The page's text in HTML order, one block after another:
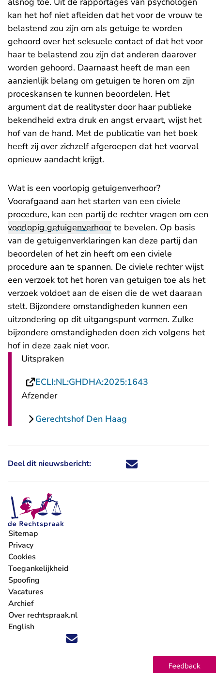
kan het hof niet afleiden dat het voor de vrouw te
belastend zou zijn om als getuige te worden
gehoord over het seksuele contact of dat het voor
haar te belastend zou zijn dat anderen daarover
worden gehoord. Daarnaast heeft de man een
aanzienlijk belang om getuigen te horen om zijn
proceskansen te kunnen beoordelen. Het
argument dat de realityster door haar publieke
bekendheid extra druk en angst ervaart, wijst het
hof van de hand. Met de publicatie van het boek
heeft zij over zichzelf afgeroepen dat het voorval
opnieuw aandacht krijgt.
Wat is een voorlopig getuigenverhoor?
Voorafgaand aan het starten van een civiele
procedure, kan een partij de rechter vragen om een
voorlopig getuigenverhoorte bevelen. Op basis
van de getuigenverklaringen kan deze partij dan
beoordelen of het zin heeft om een civiele
procedure aan te spannen. De civiele rechter wijst
een verzoek tot het horen van getuigen toe als het
verzoek voldoet aan de eisen die de wet daaraan
stelt. Bijzondere omstandigheden kunnen een
uitzondering op dit uitgangspunt vormen. Zulke
bijzondere omstandigheden doen zich volgens het
hof in deze zaak niet voor.
Uitspraken
ECLI:NL:GHDHA:2025:1643
Afzender
Gerechtshof Den Haag
Deel dit nieuwsbericht: Deel dit nieuwsbericht via X -
Deel dit nieuwsbericht via
Deel dit nieuwsbericht
Deel dit
Volg ons op X (Twitter) - U verlaat Rechtspraak.nl
Volg ons op Facebook - U verlaat Rechtspraak.nl
Volg ons op Instagram - U verlaat Rechtspraak.nl
Volg ons op Youtube - U verlaat Rechtspraak.nl
Volg ons op LinkedIn - U verlaat
'Blijf op de hoogte' nieuwsbrief - U verlaat
Sitemap
Privacy
Cookies
Toegankelijkheid
Spoofing
Vacatures
- U verlaat Rechtspraak.nl
Archief
Over rechtspraak.nl
English